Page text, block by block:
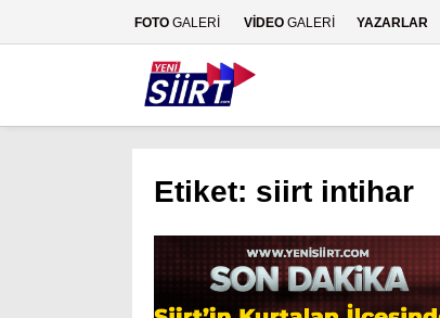
FOTO GALERİ VİDEO GALERİ YAZARLAR
Etiket: siirt intihar